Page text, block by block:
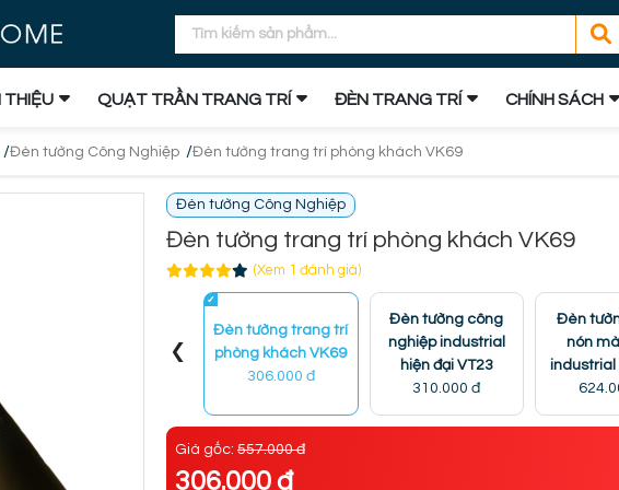
THIỆU QUẠT TRẦN TRANG TRÍ ĐÈN TRANG TRÍ CHÍNH SÁCH
/Đèn tường Công Nghiệp /Đèn tường trang trí phòng khách VK69
Đèn tường Công Nghiệp
Đèn tường trang trí phòng khách VK69
(Xem 1 đánh giá)
Đèn tường trang trí
phòng khách VK69
306.000 đ
Đèn tường công
nghiệp industrial
hiện đại VT23
310.000 đ
Đèn
nón
industrial
‹
Giá gốc: 557.000 đ
306.000 đ